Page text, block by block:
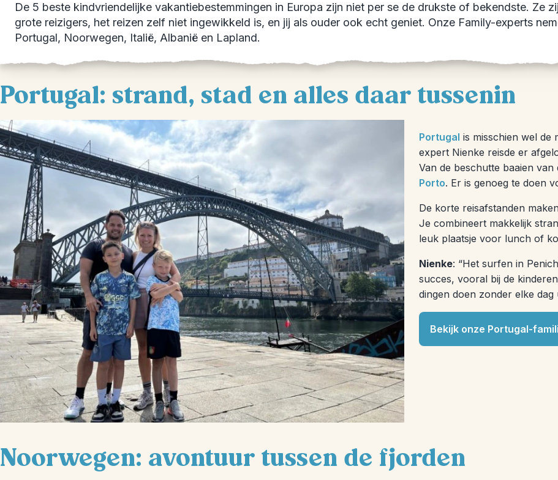
De 5 beste kindvriendelijke vakantiebestemmingen in Europa zijn niet per se de drukste of bekendste. Ze
grote reizigers, het reizen zelf niet ingewikkeld is, en jij als ouder ook echt geniet. Onze Family-experts
Portugal, Noorwegen, Italië, Albanië en Lapland.
Portugal: strand, stad en alles daar tussenin
Portugal is misschien wel de
expert Nienke reisde er
Van de beschutte baaien van
Porto. Er is genoeg te doen
De korte reisafstanden
Je combineert makkelijk
leuk plaatsje voor lunch of
Nienke: “Het surfen in
succes, vooral bij de
dingen doen zonder elke
Bekijk onze Portugal-
Noorwegen: avontuur tussen de fjorden